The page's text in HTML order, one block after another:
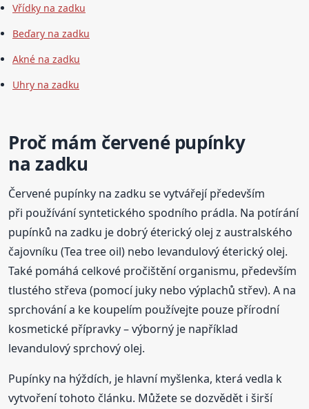
Vřídky na zadku
Beďary na zadku
Akné na zadku
Uhry na zadku
Proč mám červené pupínky
na zadku
Červené pupínky na zadku se vytvářejí především
při používání syntetického spodního prádla. Na potírání
pupínků na zadku je dobrý éterický olej z australského
čajovníku (Tea tree oil) nebo levandulový éterický olej.
Také pomáhá celkové pročištění organismu, především
tlustého střeva (pomocí juky nebo výplachů střev). A na
sprchování a ke koupelím používejte pouze přírodní
kosmetické přípravky – výborný je například
levandulový sprchový olej.
Pupínky na hýždích, je hlavní myšlenka, která vedla k
vytvoření tohoto článku. Můžete se dozvědět i širší